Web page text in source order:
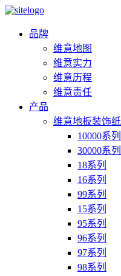
品牌
维意地图
维意实力
维意历程
维意责任
产品
维意地板装饰纸
10000系列
30000系列
18系列
16系列
99系列
15系列
95系列
96系列
97系列
98系列